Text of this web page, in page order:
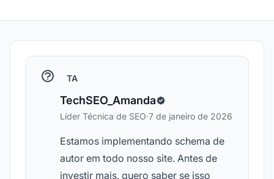
TA
TechSEO_Amanda
Líder Técnica de SEO·7 de janeiro de 2026
Estamos implementando schema de
autor em todo nosso site. Antes de
investir mais, quero saber se isso